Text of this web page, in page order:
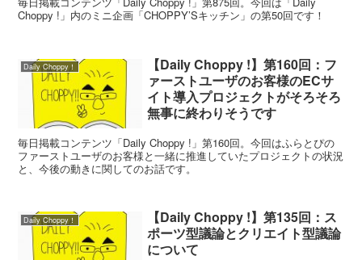
Choppy !」内のミニ企画「CHOPPY’Sキッチン」の第50回です！
Daily Choppy！
【Daily Choppy !】第160回：フ
ァーストユーザのお客様のECサ
イト導入プロジェクトがそろそろ
無事に終わりそうです
毎日掲載コンテンツ「Daily Choppy !」第160回。今回はふらとぴの
ファーストユーザのお客様と一緒に推進していたプロジェクトの状況
と、今後の動きに関してのお話です。
Daily Choppy！
【Daily Choppy !】第135回：ス
ポーツ型議論とクリエイト型議論
について